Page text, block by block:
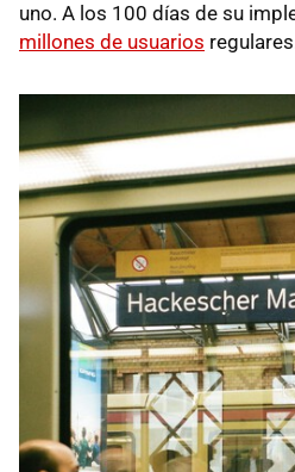
uno. A los 100 días de su
millones de usuarios